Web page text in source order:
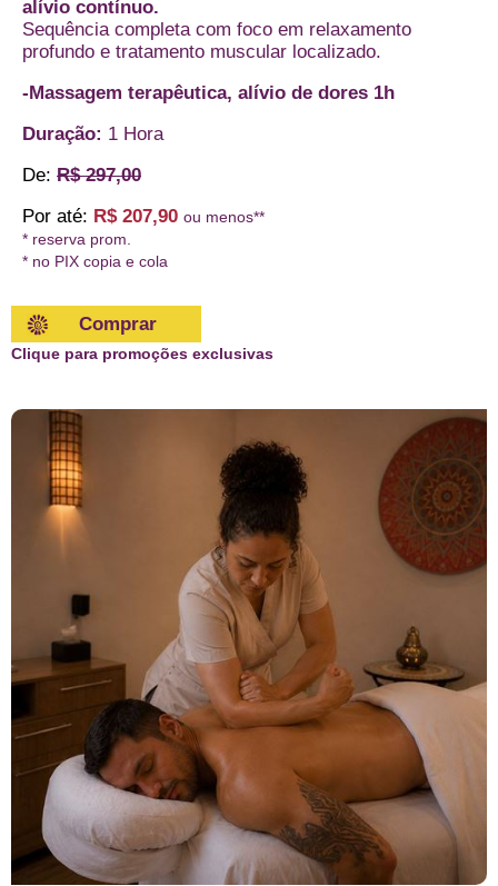
alívio contínuo.
Sequência completa com foco em relaxamento
profundo e tratamento muscular localizado.
-Massagem terapêutica, alívio de dores 1h
Duração: 1 Hora
De: R$ 297,00
Por até: R$ 207,90 ou menos**
* reserva prom.
* no PIX copia e cola
Comprar
Clique para promoções exclusivas